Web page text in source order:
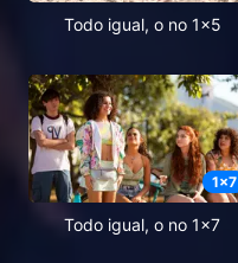
Todo igual, o no 1x5
1x7
Todo igual, o no 1x7